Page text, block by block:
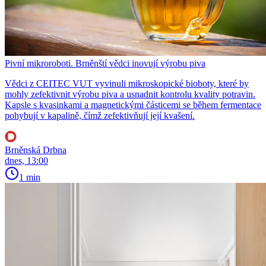
Pivní mikroroboti. Brněnští vědci inovují výrobu piva
Vědci z CEITEC VUT vyvinuli mikroskopické bioboty, které by
mohly zefektivnit výrobu piva a usnadnit kontrolu kvality potravin.
Kapsle s kvasinkami a magnetickými částicemi se během fermentace
pohybují v kapalině, čímž zefektivňují její kvašení.
Brněnská Drbna
dnes, 13:00
1 min